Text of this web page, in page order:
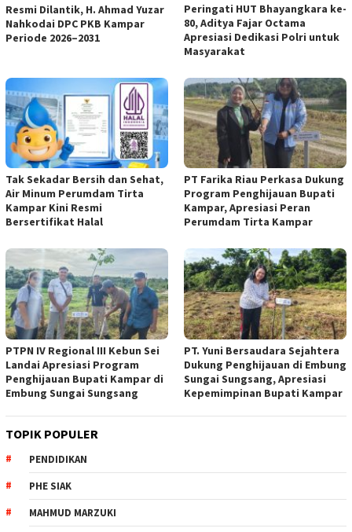
Resmi Dilantik, H. Ahmad Yuzar
Nahkodai DPC PKB Kampar
Periode 2026–2031
Peringati HUT Bhayangkara ke-
80, Aditya Fajar Octama
Apresiasi Dedikasi Polri untuk
Masyarakat
Tak Sekadar Bersih dan Sehat,
Air Minum Perumdam Tirta
Kampar Kini Resmi
Bersertifikat Halal
PT Farika Riau Perkasa Dukung
Program Penghijauan Bupati
Kampar, Apresiasi Peran
Perumdam Tirta Kampar
PTPN IV Regional III Kebun Sei
Landai Apresiasi Program
Penghijauan Bupati Kampar di
Embung Sungai Sungsang
PT. Yuni Bersaudara Sejahtera
Dukung Penghijauan di Embung
Sungai Sungsang, Apresiasi
Kepemimpinan Bupati Kampar ‎
TOPIK POPULER
PENDIDIKAN
PHE SIAK
MAHMUD MARZUKI